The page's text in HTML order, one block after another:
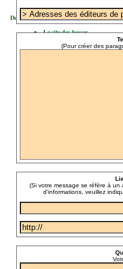
Des liens à suivre :
Le site des basses
Opérette ANAO
(Pour créer des
(Si votre message se réfère à
d'informations, veuillez